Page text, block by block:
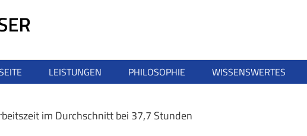
LEISTUNGEN PHILOSOPHIE WISSENSWERTES
im Durchschnitt bei 37,7 Stunden